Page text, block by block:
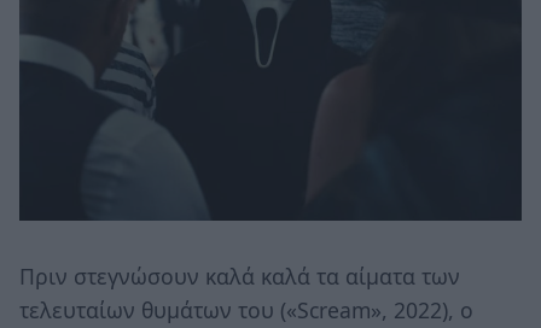
Πριν στεγνώσουν καλά καλά τα αίματα των
τελευταίων θυμάτων του («Scream», 2022), ο